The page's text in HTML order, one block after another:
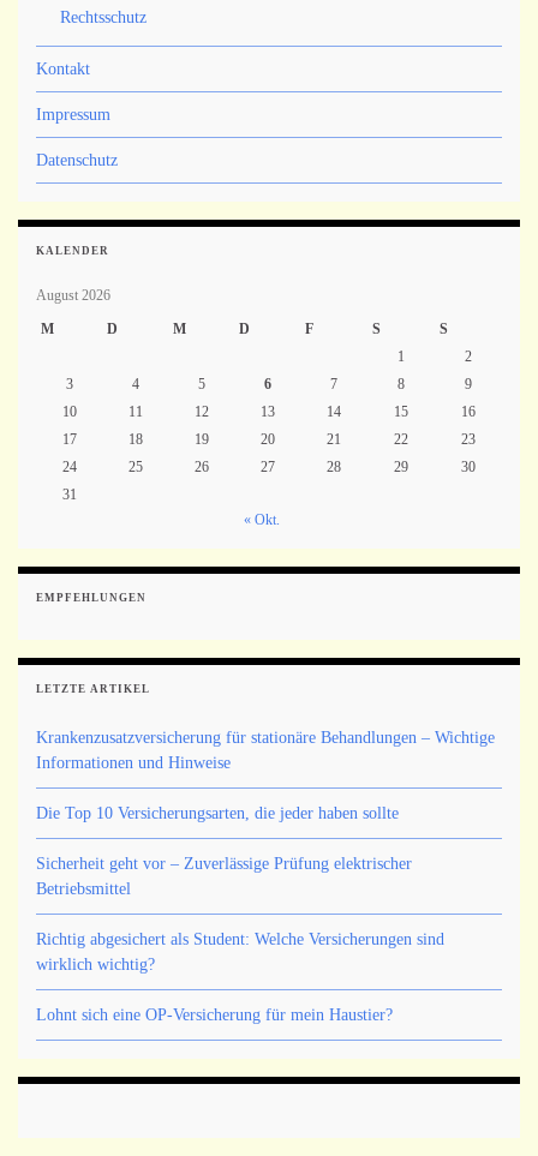
Rechtsschutz
Kontakt
Impressum
Datenschutz
KALENDER
August 2026
M
D M D F S
S
1
2
3
4 5 6 7 8
9
10
11 12 13 14 15
16
17
18 19 20 21 22
23
24
25 26 27 28 29
30
31
« Okt.
EMPFEHLUNGEN
LETZTE ARTIKEL
Krankenzusatzversicherung für stationäre Behandlungen – Wichtige
Informationen und Hinweise
Die Top 10 Versicherungsarten, die jeder haben sollte
Sicherheit geht vor – Zuverlässige Prüfung elektrischer
Betriebsmittel
Richtig abgesichert als Student: Welche Versicherungen sind
wirklich wichtig?
Lohnt sich eine OP-Versicherung für mein Haustier?